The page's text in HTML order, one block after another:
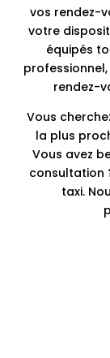
vos rendez-
votre
équipés
rendez-
Vous
la plus
Vous avez
consultation
taxi.